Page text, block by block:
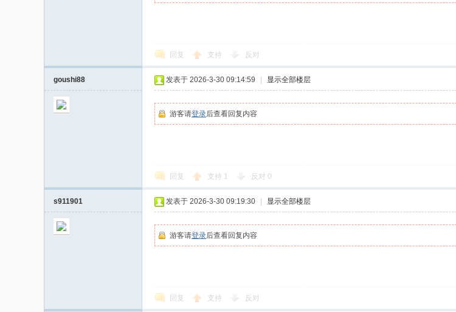
回复 支持 反对
goushi88 发表于 2026-3-30 09:14:59 显示全部楼层
游客请登录后查看回复内容
回复 支持 1 反对 0
s911901 发表于 2026-3-30 09:19:30 显示全部楼层
游客请登录后查看回复内容
回复 支持 反对